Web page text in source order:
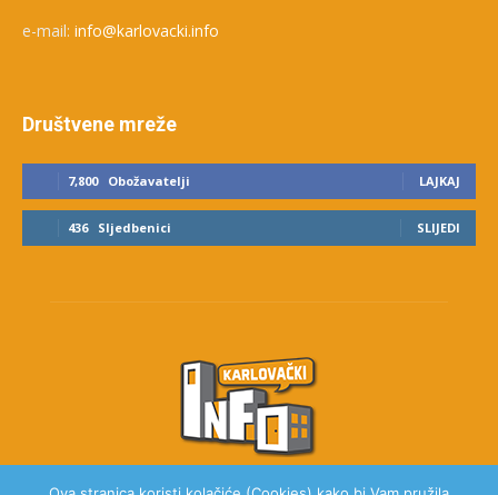
e-mail: info@karlovacki.info
Društvene mreže
7,800 Obožavatelji LAJKAJ
436 Sljedbenici SLIJEDI